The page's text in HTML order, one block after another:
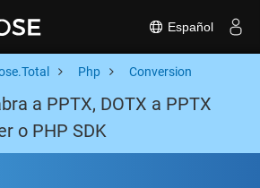
Español
Php Conversion
a PPTX, DOTX a PPTX
o PHP SDK